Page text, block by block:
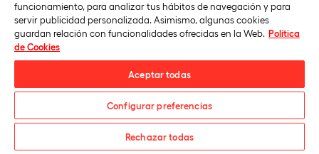
Experiencias profesionales
inmersivas
Ver másSolicita información
funcionamiento, para analizar tus hábitos de navegación y para
servir publicidad personalizada. Asimismo, algunas cookies
guardan relación con funcionalidades ofrecidas en la Web. Política
de Cookies
Aceptar todas
Configurar preferencias
Rechazar todas